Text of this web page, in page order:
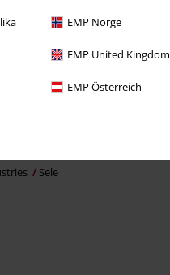
EMP Norge
EMP United Kingdom
EMP Österreich
Sele